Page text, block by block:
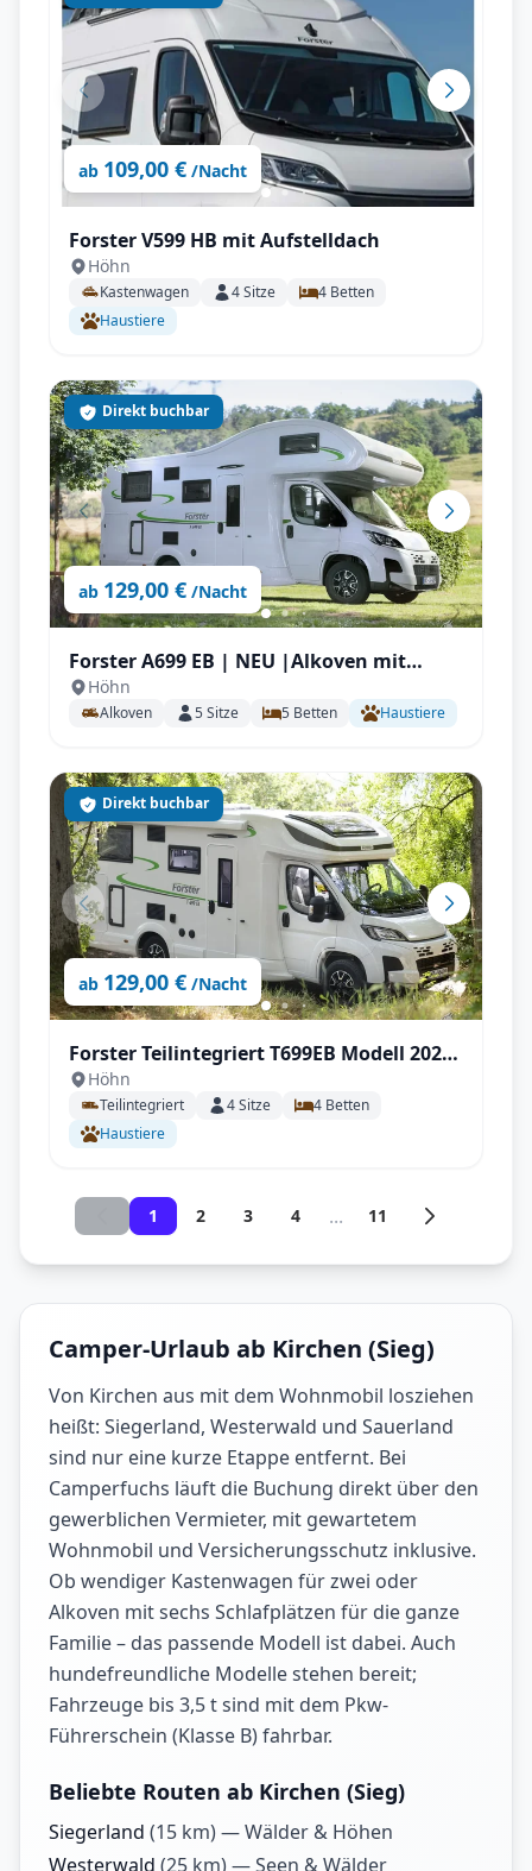
ab 109,00 € /Nacht
Forster V599 HB mit Aufstelldach
Höhn
Kastenwagen 4Sitze 4 Betten
Haustiere
ab 129,00 € /Nacht
Direkt buchbar
Forster A699 EB | NEU |Alkoven mit
Längstbetten für bis zu 5 P.
Höhn
Alkoven 5Sitze 5 Betten Haustiere
ab 129,00 € /Nacht
Direkt buchbar
Forster Teilintegriert T699EB Modell 2025
| NEU | Längstbetten
Höhn
Teilintegriert 4Sitze 4 Betten
Haustiere
1 2 3 4 ... 11
Camper-Urlaub ab Kirchen (Sieg)
Von Kirchen aus mit dem Wohnmobil losziehen
heißt: Siegerland, Westerwald und Sauerland
sind nur eine kurze Etappe entfernt. Bei
Camperfuchs läuft die Buchung direkt über den
gewerblichen Vermieter, mit gewartetem
Wohnmobil und Versicherungsschutz inklusive.
Ob wendiger Kastenwagen für zwei oder
Alkoven mit sechs Schlafplätzen für die ganze
Familie – das passende Modell ist dabei. Auch
hundefreundliche Modelle stehen bereit;
Fahrzeuge bis 3,5 t sind mit dem Pkw-
Führerschein (Klasse B) fahrbar.
Beliebte Routen ab Kirchen (Sieg)
Siegerland (15 km) —Wälder & Höhen
Westerwald (25 km) —Seen & Wälder